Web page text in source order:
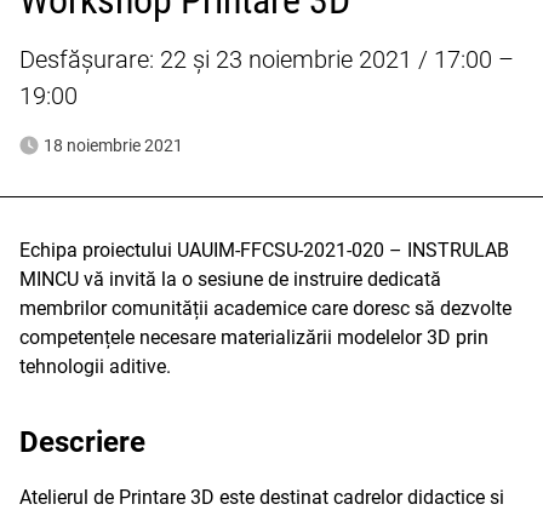
Desfășurare: 22 și 23 noiembrie 2021 / 17:00 –
19:00
18 noiembrie 2021
Echipa proiectului UAUIM-FFCSU-2021-020 – INSTRULAB
MINCU vă invită la o sesiune de instruire dedicată
membrilor comunității academice care doresc să dezvolte
competențele necesare materializării modelelor 3D prin
tehnologii aditive.
Descriere
Atelierul de Printare 3D este destinat cadrelor didactice si